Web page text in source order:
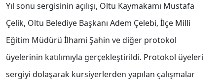
Yıl sonu sergisinin açılışı, Oltu Kaymakamı Mustafa
Çelik, Oltu Belediye Başkanı Adem Çelebi, İlçe Milli
Eğitim Müdürü İlhami Şahin ve diğer protokol
üyelerinin katılımıyla gerçekleştirildi. Protokol üyeleri
sergiyi dolaşarak kursiyerlerden yapılan çalışmalar